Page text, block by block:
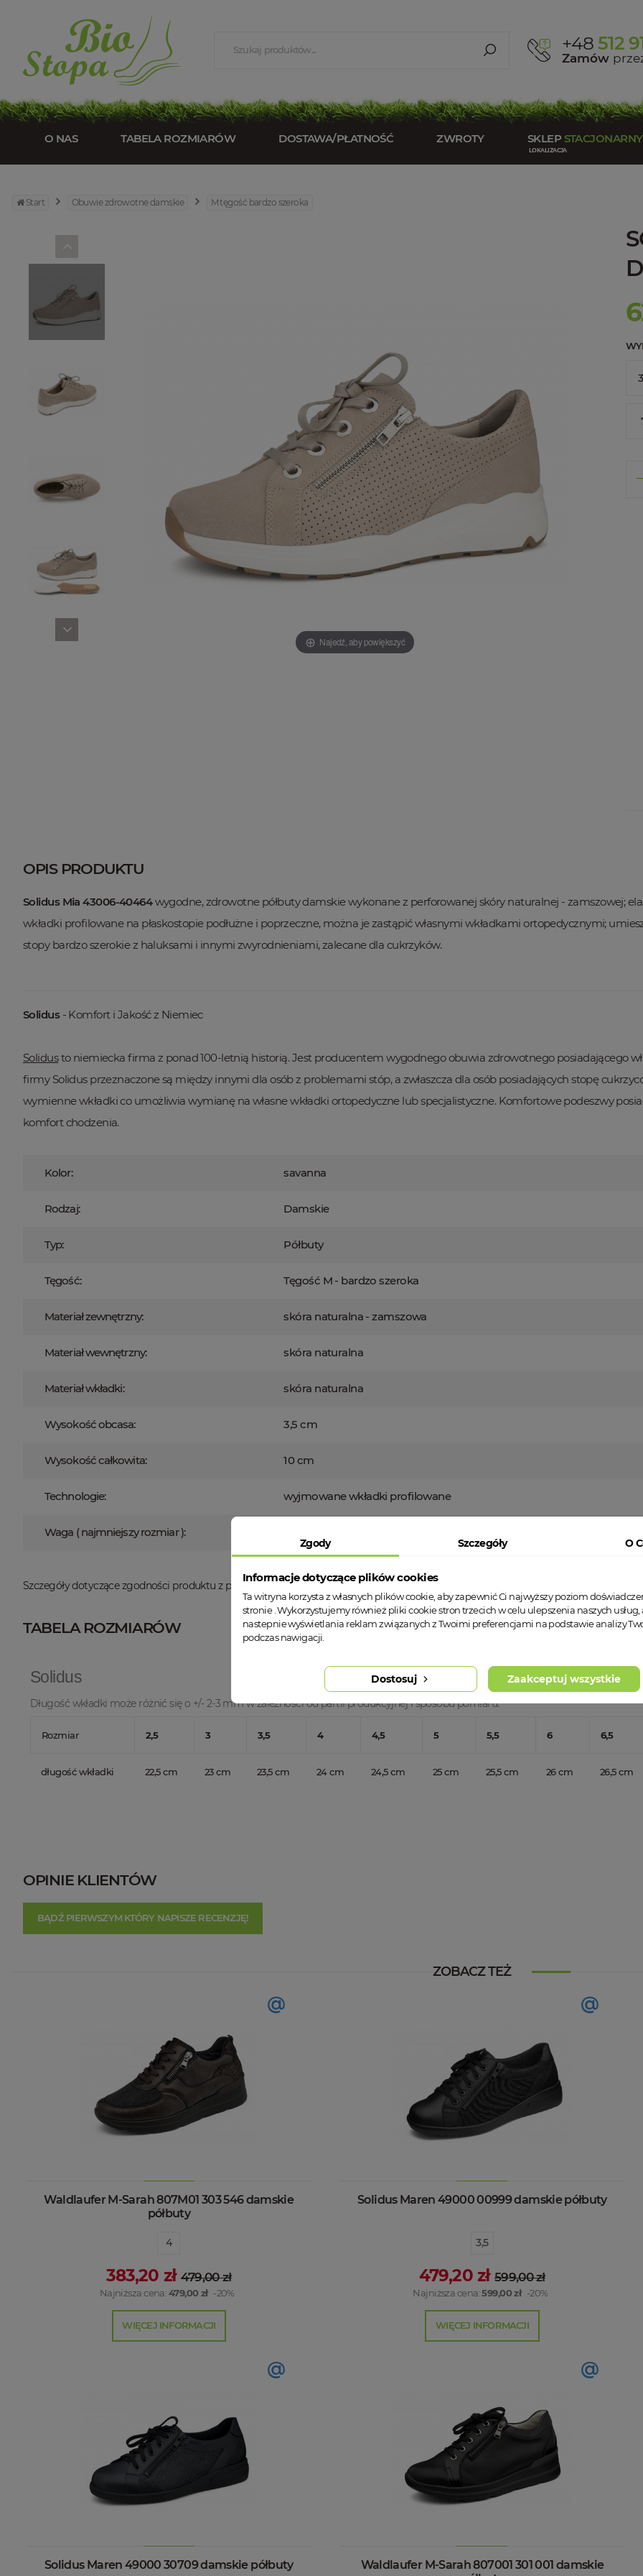
+48 512
Zamów
O NAS TABELA ROZMIARÓW DOSTAWA/PŁATNOŚĆ ZWROTY SKLEP STACJONARNY
Start Obuwie zdrowotne damskie M tęgość bardzo szeroka
Najedź, aby powiększyć
OPIS PRODUKTU
Solidus Mia 43006-40464wygodne, zdrowotne półbuty damskie wykonane z perforowanej skóry naturalnej - zamszowej;
wkładki profilowane na płaskostopie podłużne i poprzeczne, można je zastąpić własnymi wkładkami ortopedycznymi;
stopy bardzo szerokie z haluksami i innymi zwyrodnieniami, zalecane dla cukrzyków.
Solidus- Komfort i Jakość z Niemiec
Solidusto niemiecka firma z ponad 100-letnią historią. Jest producentem wygodnego obuwia zdrowotnego posiadającego
firmy Solidus przeznaczone są między innymi dla osób z problemami stóp, a zwłaszcza dla osób posiadających stopę
wymienne wkładki co umożliwia wymianę na własne wkładki ortopedyczne lub specjalistyczne. Komfortowe podeszwy
komfort chodzenia.
Kolor: savanna
Rodzaj: Damskie
Typ: Półbuty
Tęgość: Tęgość M - bardzo szeroka
Materiał zewnętrzny: skóra naturalna - zamszowa
Materiał wewnętrzny: skóra naturalna
Materiał wkładki: skóra naturalna
Wysokość obcasa: 3,5 cm
Wysokość całkowita: 10 cm
Technologie: wyjmowane wkładki profilowane
Waga ( najmniejszy rozmiar ):
Szczegóły dotyczące zgodności produktu z przepisami:Producent odpowiedzialny za produkt
TABELA ROZMIARÓW
Solidus
Długość wkładki może różnić się o +/- 2-3 mm w zależności od partii produkcyjnej i sposobu pomiaru.
Rozmiar 2,5 3 3,5 4 4,5 5 5,5 6 6,5
długość wkładki 22,5 cm 23 cm 23,5 cm 24 cm 24,5 cm 25 cm 25,5 cm 26 cm 26,5 cm
OPINIE KLIENTÓW
BĄDŹ PIERWSZYM KTÓRY NAPISZE RECENZJĘ!
ZOBACZ TEŻ
@
Waldlaufer M-Sarah 807M01 303 546 damskie
półbuty
4
383,20 zł 479,00 zł
Najniższa cena:479,00 zł -20%
WIĘCEJ INFORMACJI
@
Solidus Maren 49000 00999 damskie półbuty
3,5
479,20 zł 599,00 zł
Najniższa cena:599,00 zł -20%
WIĘCEJ INFORMACJI
@
Solidus Maren 49000 30709 damskie półbuty
@
Waldlaufer M-Sarah 807001 301 001 damskie
Zgody Szczegóły O
Informacje dotyczące plików cookies
Ta witryna korzysta z własnych plików cookie, aby zapewnić Ci najwyższy poziom
stronie . Wykorzystujemy również pliki cookie stron trzecich w celu ulepszenia naszych usług,
nastepnie wyświetlania reklam związanych z Twoimi preferencjami na podstawie analizy
podczas nawigacji.
Dostosuj Zaakceptuj wszystkie